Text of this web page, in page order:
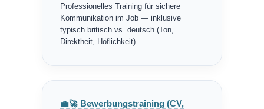
Professionelles Training für sichere
Kommunikation im Job — inklusive
typisch britisch vs. deutsch (Ton,
Direktheit, Höflichkeit).
💼🚀 Bewerbungstraining (CV,